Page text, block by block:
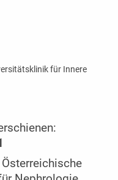
für ­Innere